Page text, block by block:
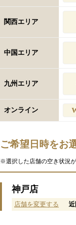
関西エリア
中国エリア
九州エリア
オンライン
ご希望日時をお
※選択した店舗の空き状況が
神戸店
店舗を変更する 近